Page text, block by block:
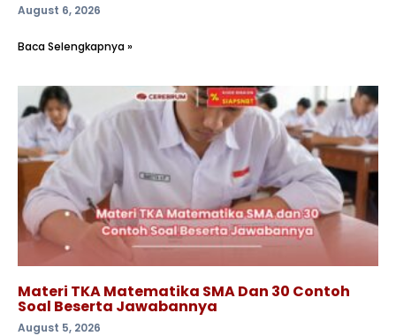
August 6, 2026
Baca Selengkapnya »
Materi TKA Matematika SMA Dan 30 Contoh
Soal Beserta Jawabannya
August 5, 2026